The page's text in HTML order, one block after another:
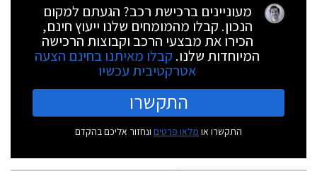
מעוניינים ברכישת רכב? הגעתם למקום
הנכון. קבלו מהמומחים שלנו ייעוץ חינם,
הכירו את מבצעי הרכב וקבוצות הרכישה
המיוחדות שלנו. קבלו מאיתנו בחינם הצעה
אטרקטיבית עכשיו
התקשרו
התקשרו או מלאו פרטים ונחזור אליכם בהקדם